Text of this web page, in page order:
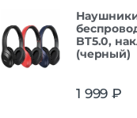
BT5.0,
(черный)
1 999 ₽